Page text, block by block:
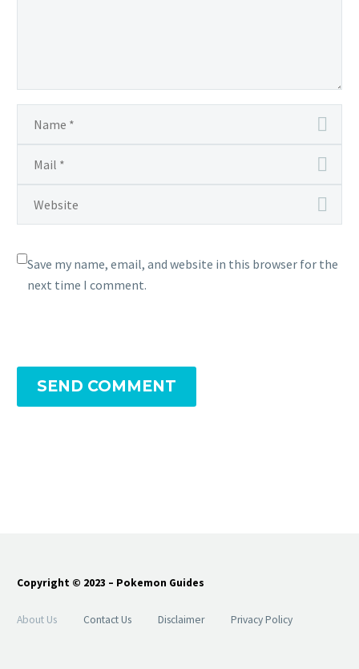
Save my name, email, and website in this browser for the
next time I comment.
SEND COMMENT
Copyright © 2023 – Pokemon Guides
About Us Contact Us Disclaimer Privacy Policy